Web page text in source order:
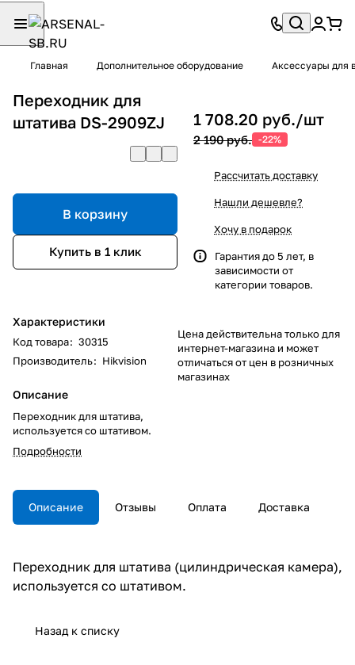
Главная Дополнительное оборудование Аксессуары для
Переходник для
штатива DS-2909ZJ
В корзину
Купить в 1 клик
Характеристики
Код товара: 30315
Производитель: Hikvision
Описание
Переходник для штатива,
используется со штативом.
Подробности
1 708.20 руб./шт
2 190 руб. -22%
Рассчитать доставку
Нашли дешевле?
Хочу в подарок
Гарантия до 5 лет, в
зависимости от
категории товаров.
Цена действительна только для
интернет-магазина и может
отличаться от цен в розничных
магазинах
Описание Отзывы Оплата Доставка
Переходник для штатива (цилиндрическая камера),
используется со штативом.
Назад к списку